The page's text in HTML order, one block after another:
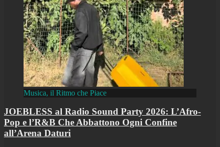
Musica, il Ritmo che Piace
JOEBLESS al Radio Sound Party 2026: L’Afro-
Pop e l’R&B Che Abbattono Ogni Confine
all’Arena Daturi